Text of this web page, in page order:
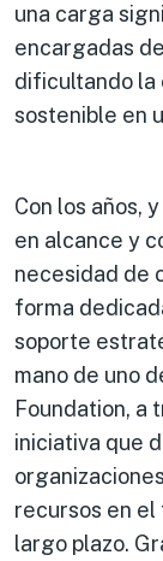
una carga
encargadas
dificultando la
sostenible en
Con los años,
en alcance y
necesidad de
forma
soporte
mano de uno
Foundation, a
iniciativa que
recursos en
largo plazo.